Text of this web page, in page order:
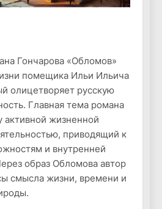
Гончарова «Обломов»
помещика Ильи Ильича
олицетворяет русскую
Главная тема романа
жизненной
приводящий к
и внутренней
образ Обломова автор
смысла жизни, времени и